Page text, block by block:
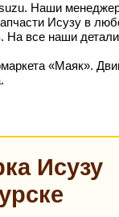
Наши
Исузу в
все наши
«Маяк».
Исузу